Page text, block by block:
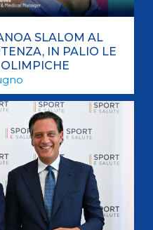
SLALOM AL
IN PALIO LE